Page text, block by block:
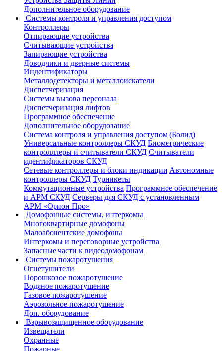
Дополнительное оборудование
Системы контроля и управления доступом
Контроллеры
Отпирающие устройства
Считывающие устройства
Запирающие устройства
Доводчики и дверные системы
Индентификаторы
Металлодетекторы и металлоискатели
Диспетчеризация
Системы вызова персонала
Диспетчеризация лифтов
Программное обеспечение
Дополнительное оборудование
Система контроля и управления доступом (Болид)
Универсальные контроллеры СКУД Биометрические
контролллеры и считыватели СКУД Считыватели
идентификаторов СКУД
Сетевые контроллеры и блоки индикации Автономные
контроллеры СКУД Турникеты
Коммутационные устройства Программное обеспечение
и АРМ СКУД Серверы для СКУД с установленным
АРМ «Орион Про»
Домофонные системы, интеркомы
Многоквартирные домофоны
Малоабонентские домофоны
Интеркомы и переговорные устройства
Запасные части к видеодомофонам
Системы пожаротушения
Огнетушители
Порошковое пожаротушение
Водяное пожаротушение
Газовое пожаротушение
Аэрозольное пожаротушение
Доп. оборудование
Взрывозащищенное оборудование
Извещатели
Охранные
Пожарные